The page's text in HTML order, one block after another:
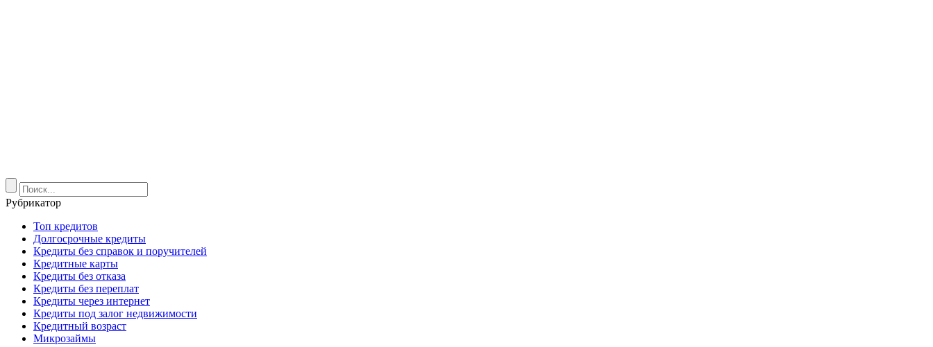
Рубрикатор
Топ кредитов
Долгосрочные кредиты
Кредиты без справок и поручителей
Кредитные карты
Кредиты без отказа
Кредиты без переплат
Кредиты через интернет
Кредиты под залог недвижимости
Кредитный возраст
Микрозаймы